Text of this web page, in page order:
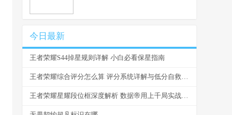
今日最新
王者荣耀S44掉星规则详解 小白必看保星指南
王者荣耀综合评分怎么算 评分系统详解与低分自救指南
王者荣耀星耀段位框深度解析 数据帝用上千局实战告诉你哪些坑必须避开